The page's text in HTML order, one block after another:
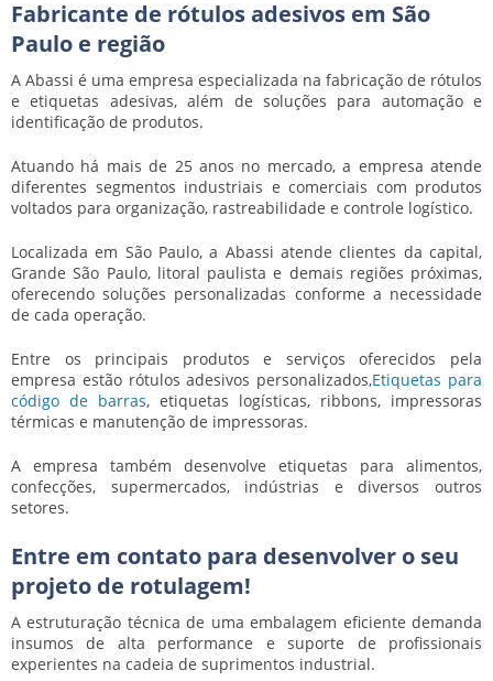
Fabricante de rótulos adesivos em São
Paulo e região
A Abassi é uma empresa especializada na fabricação de rótulos
e etiquetas adesivas, além de soluções para automação e
identificação de produtos.
Atuando há mais de 25 anos no mercado, a empresa atende
diferentes segmentos industriais e comerciais com produtos
voltados para organização, rastreabilidade e controle logístico.
Localizada em São Paulo, a Abassi atende clientes da capital,
Grande São Paulo, litoral paulista e demais regiões próximas,
oferecendo soluções personalizadas conforme a necessidade
de cada operação.
Entre os principais produtos e serviços oferecidos pela
empresa estão rótulos adesivos personalizados,Etiquetas para
código de barras, etiquetas logísticas, ribbons, impressoras
térmicas e manutenção de impressoras.
A empresa também desenvolve etiquetas para alimentos,
confecções, supermercados, indústrias e diversos outros
setores.
Entre em contato para desenvolver o seu
projeto de rotulagem!
A estruturação técnica de uma embalagem eficiente demanda
insumos de alta performance e suporte de profissionais
experientes na cadeia de suprimentos industrial.